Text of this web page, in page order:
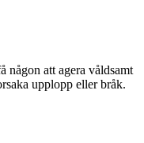
någon att agera våldsamt
upplopp eller bråk.